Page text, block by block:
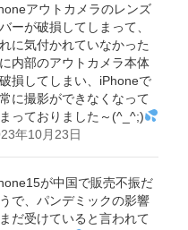
アウトカメラのレンズ
ーが破損してしまって、
に気付かれていなかった
内部のアウトカメラ本体
損してしまい、iPhoneで
に撮影ができなくなって
っておりました～(^_^;)
年10月23日
が中国で販売不振だ
で、パンデミックの影響
だ受けていると言われて